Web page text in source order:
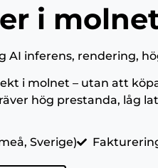
i
AI inferens, rendering,
i molnet – utan att
hög prestanda, låg
Sverige)